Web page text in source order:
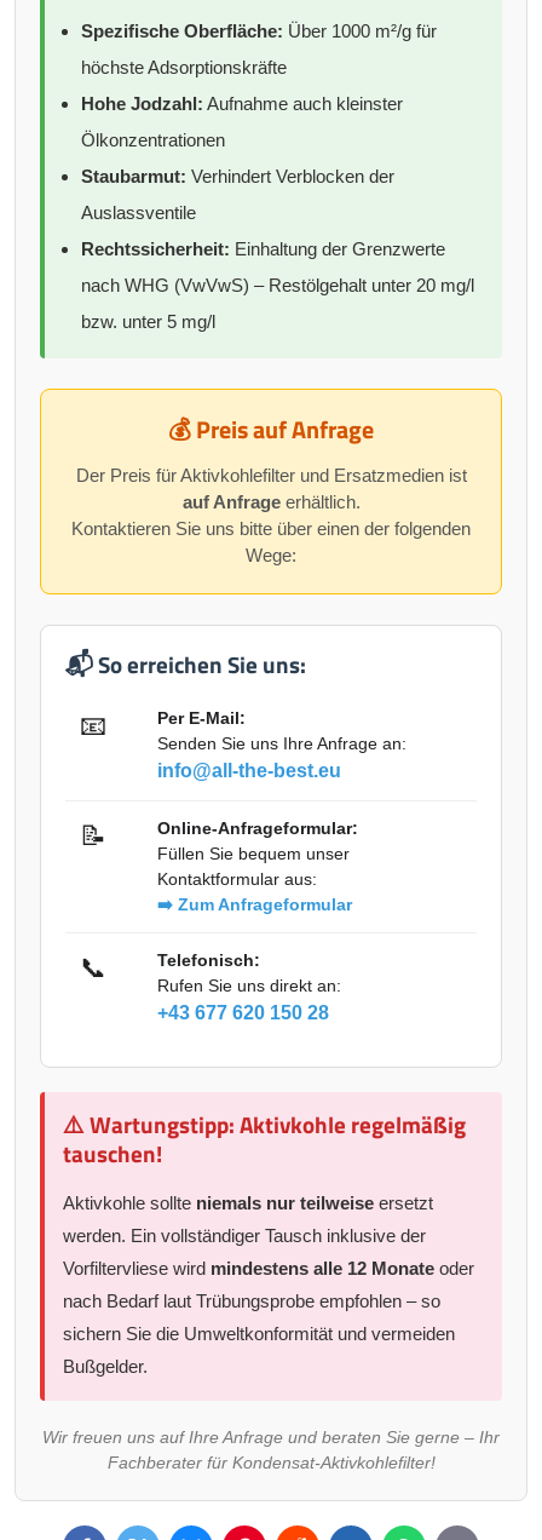
Spezifische Oberfläche: Über 1000 m²/g für
höchste Adsorptionskräfte
Hohe Jodzahl: Aufnahme auch kleinster
Ölkonzentrationen
Staubarmut: Verhindert Verblocken der
Auslassventile
Rechtssicherheit: Einhaltung der Grenzwerte
nach WHG (VwVwS) – Restölgehalt unter 20 mg/l
bzw. unter 5 mg/l
💰 Preis auf Anfrage
Der Preis für Aktivkohlefilter und Ersatzmedien ist
auf Anfrageerhältlich.
Kontaktieren Sie uns bitte über einen der folgenden
Wege:
📬 So erreichen Sie uns:
📧
Per E-Mail:
Senden Sie uns Ihre Anfrage an:
info@all-the-best.eu
📝
Online-Anfrageformular:
Füllen Sie bequem unser
Kontaktformular aus:
➡️ Zum Anfrageformular
📞
Telefonisch:
Rufen Sie uns direkt an:
+43 677 620 150 28
⚠️ Wartungstipp: Aktivkohle regelmäßig
tauschen!
Aktivkohle sollte niemals nur teilweise ersetzt
werden. Ein vollständiger Tausch inklusive der
Vorfiltervliese wird mindestens alle 12 Monate oder
nach Bedarf laut Trübungsprobe empfohlen – so
sichern Sie die Umweltkonformität und vermeiden
Bußgelder.
Wir freuen uns auf Ihre Anfrage und beraten Sie gerne – Ihr
Fachberater für Kondensat-Aktivkohlefilter!